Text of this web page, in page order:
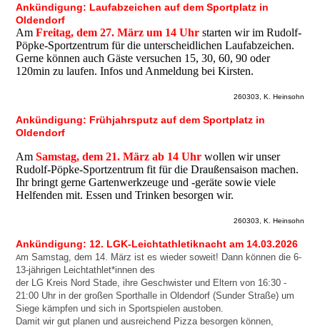
Ankündigung: Laufabzeichen auf dem Sportplatz in
Oldendorf
AmFreitag, dem 27. März um 14 Uhr starten wir im Rudolf-
Pöpke-Sportzentrum für die unterscheidlichen Laufabzeichen.
Gerne können auch Gäste versuchen 15, 30, 60, 90 oder
120min zu laufen. Infos und Anmeldung bei Kirsten.
260303, K. Heinsohn
Ankündigung: Frühjahrsputz auf dem Sportplatz in
Oldendorf
AmSamstag, dem 21. März ab 14 Uhrwollen wir unser
Rudolf-Pöpke-Sportzentrum fit für die Draußensaison machen.
Ihr bringt gerne Gartenwerkzeuge und -geräte sowie viele
Helfenden mit. Essen und Trinken besorgen wir.
260303, K. Heinsohn
Ankündigung: 12. LGK-Leichtathletiknacht am 14.03.2026
Am Samstag, dem 14. März ist es wieder soweit! Dann können die 6-
13-jährigen Leichtathlet*innen des
der LG Kreis Nord Stade, ihre Geschwister und Eltern von 16:30 -
21:00 Uhr in der großen Sporthalle in Oldendorf (Sunder Straße) um
Siege kämpfen und sich in Sportspielen austoben.
Damit wir gut planen und ausreichend Pizza besorgen können,